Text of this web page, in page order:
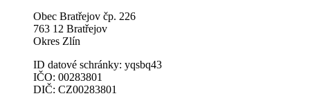
Obec Bratřejov čp. 226
763 12 Bratřejov
Okres Zlín
ID datové schránky: yqsbq43
IČO: 00283801
DIČ: CZ00283801